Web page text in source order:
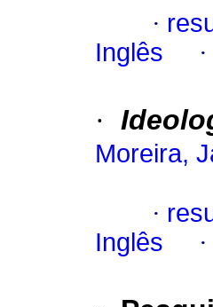
·
Inglês
·
·
Moreira,
·
Inglês
·